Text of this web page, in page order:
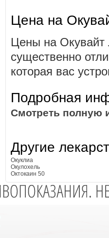
Цена на
Цены на Окувайт
существенно
которая вас
Подробная
Смотреть полную
Другие
Окуклиа
Окулохель
Октокаин 50